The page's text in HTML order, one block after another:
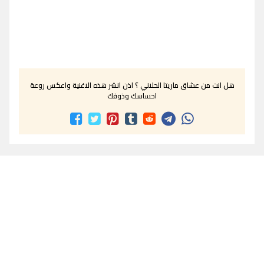
هل انت من عشاق ماريتا الحلاني ؟ اذن انشر هذه الاغنية واعكس روعة
احساسك وذوقك